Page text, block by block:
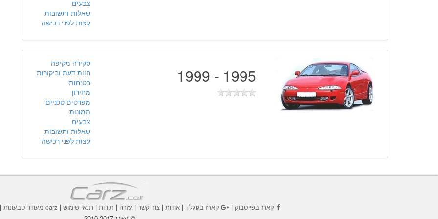
צבעים
שאלות ותשובות
עצות לפני רכישה
1995 - 1999
סקירה מקיפה
חוות דעת וביקורות
בטיחות
מחירון
מפרטים טכניים
תמונות
צבעים
שאלות ותשובות
עצות לפני רכישה
קארז בפייסבוק | קארז בגוגל+ | אודות | צור קשר | עזרה | תודות | תנאי שימוש | carz מעודד טבעונות |